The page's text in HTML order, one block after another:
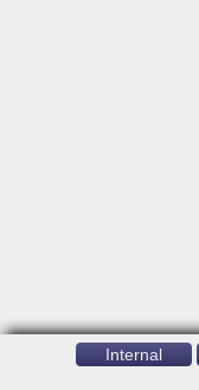
Internal